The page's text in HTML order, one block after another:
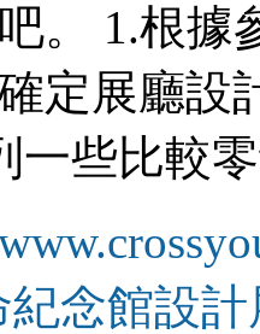
。 1.根
定展廳設
一些比較
紀念館設計